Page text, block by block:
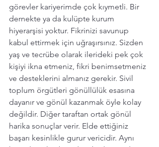
görevler kariyerimde çok kıymetli. Bir
dernekte ya da kulüpte kurum
hiyerarşisi yoktur. Fikrinizi savunup
kabul ettirmek için uğraşırsınız. Sizden
yaş ve tecrübe olarak ilerideki pek çok
kişiyi ikna etmeniz, fikri benimsetmeniz
ve desteklerini almanız gerekir. Sivil
toplum örgütleri gönüllülük esasına
dayanır ve gönül kazanmak öyle kolay
değildir. Diğer taraftan ortak gönül
harika sonuçlar verir. Elde ettiğiniz
başarı kesinlikle gurur vericidir. Aynı